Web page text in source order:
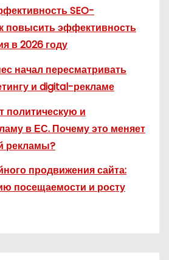
SEO-
повысить эффективность
в 2026 году
начал пересматривать
и digital-рекламе
политическую и
в ЕС. Почему это меняет
рекламы?
продвижения сайта:
посещаемости и росту